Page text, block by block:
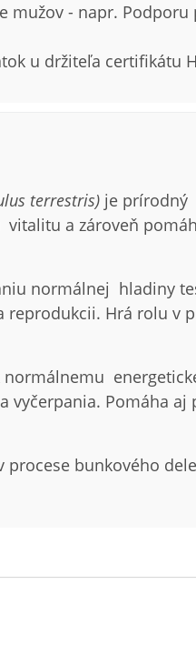
mužov - napr.
u držiteľa certifikátu
terrestris) je prírodný
a zároveň
normálnej hladiny
Hrá rolu v
normálnemu
vyčerpania. Pomáha aj
procese bunkového